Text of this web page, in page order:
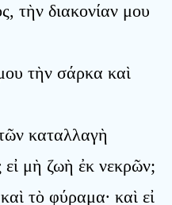
τὴν διακονίαν μου
τὴν σάρκα καὶ
καταλλαγὴ
μὴ ζωὴ ἐκ νεκρῶν;
τὸ φύραμα· καὶ εἰ